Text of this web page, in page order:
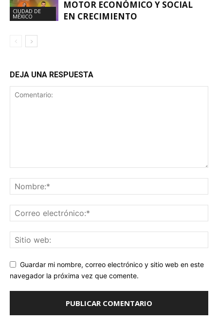
CIUDAD DE
MÉXICO
MOTOR ECONÓMICO Y SOCIAL
EN CRECIMIENTO
DEJA UNA RESPUESTA
Guardar mi nombre, correo electrónico y sitio web en este
navegador la próxima vez que comente.